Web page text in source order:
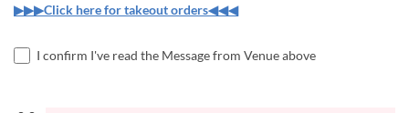
▶▶▶Click here for takeout orders◀◀◀
I confirm I've read the Message from Venue above